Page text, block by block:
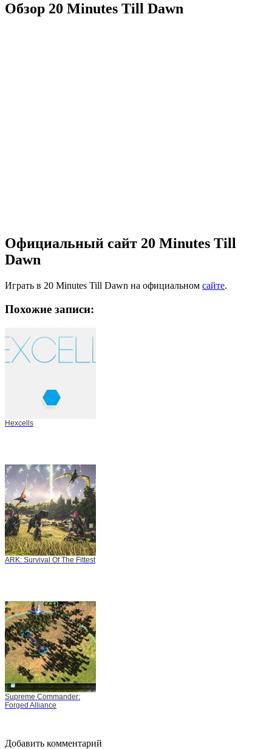
Обзор 20 Minutes Till Dawn
Официальный сайт 20 Minutes Till
Dawn
Играть в 20 Minutes Till Dawn на официальном сайте.
Похожие записи:
Hexcells
ARK: Survival Of The Fittest
Supreme Commander:
Forged Alliance
Добавить комментарий